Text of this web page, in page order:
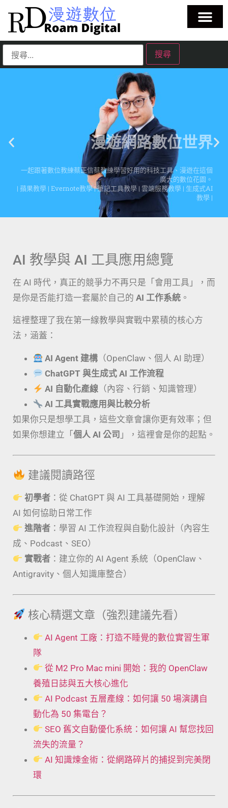
漫遊網路數位世界
一起跟著數位教練蔡正信蔡教練學習好用的科技工具、漫遊在這個
廣大的數位花園。
| 蘋果教學 | Evernote教學 | 筆記工具教學 | 雲端服務教學 | 生成式AI
點擊這裡
AI 教學與 AI 工具應用總覽
在 AI 時代，真正的競爭力不再只是「會用工具」，而
是你是否能打造一套屬於自己的 AI 工作系統 。
這裡整理了我在第一線教學與實戰中累積的核心方
法，涵蓋：
AI Agent 建構 （OpenClaw、個人 AI 助理）
ChatGPT 與生成式 AI 工作流程
AI 自動化產線 （內容、行銷、知識管理）
AI 工具實戰應用與比較分析
如果你只是想學工具，這些文章會讓你更有效率；但
如果你想建立「 個人 AI 公司 」，這裡會是你的起點。
建議閱讀路徑
初學者 ：從 ChatGPT 與 AI 工具基礎開始，理解
AI 如何協助日常工作
進階者 ：學習 AI 工作流程與自動化設計（內容生
成、Podcast、SEO）
實戰者 ：建立你的 AI Agent 系統（OpenClaw、
Antigravity、個人知識庫整合）
核心精選文章（強烈建議先看）
AI Agent 工廠：打造不睡覺的數位實習生軍
隊
從 M2 Pro Mac mini 開始：我的 OpenClaw
養殖日誌與五大核心進化
AI Podcast 五層產線：如何讓 50 場演講自
動化為 50 集電台？
SEO 舊文自動優化系統：如何讓 AI 幫您找回
流失的流量？
AI 知識煉金術：從網路碎片的捕捉到完美閉
環